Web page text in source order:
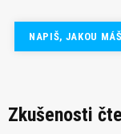
NAPIŠ, JAKOU
Zkušenosti